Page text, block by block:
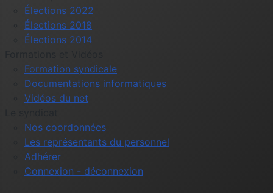
Élections 2022
Élections 2018
Élections 2014
Formation syndicale
Documentations informatiques
Vidéos du net
Nos coordonnées
Les représentants du personnel
Adhérer
Connexion - déconnexion